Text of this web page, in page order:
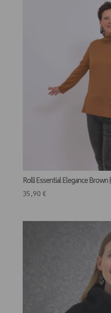
Rolli Essential Elegance Brown
35,90 €